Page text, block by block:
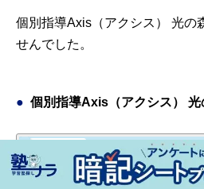
個別指導Axis（アクシス） 光の
せんでした。
個別指導Axis（アクシス） 光
口コミ① 口コミ② 口コ
口コミ⑤